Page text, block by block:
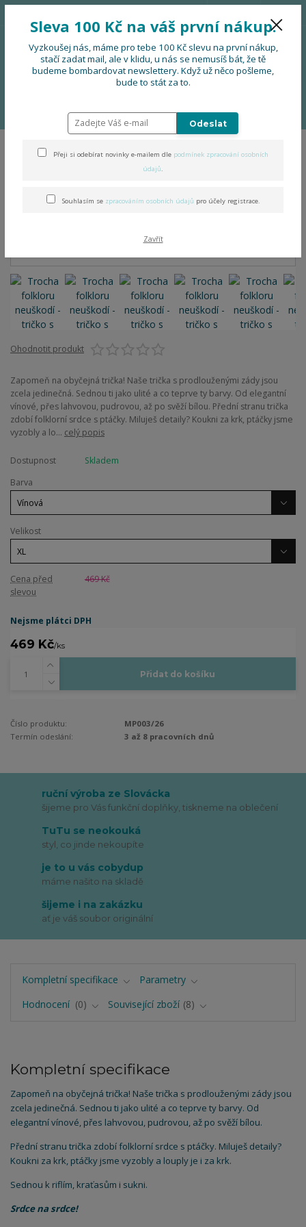
Menu
0 Kč
Trocha folkloru neuškodí -
tričko s prodlouženými zády
Ohodnotit produkt
Zapomeň na obyčejná trička! Naše trička s prodlouženými zády jsou
zcela jedinečná. Sednou ti jako ulité a co teprve ty barvy. Od elegantní
vínové, přes lahvovou, pudrovou, až po svěží bílou. Přední stranu trička
zdobí folklorní srdce s ptáčky. Miluješ detaily? Koukni za krk, ptáčky jsme
vyzobly a lo... celý popis
Dostupnost
Skladem
Barva
Velikost
Cena před
slevou
469 Kč
Nejsme plátci DPH
469 Kč/ks
Přidat do košíku
Číslo produktu:
MP003/26
Termín odeslání:
3 až 8 pracovních dnů
ruční výroba ze Slovácka
šijeme pro Vás funkční doplňky, tiskneme na oblečení
TuTu se neokouká
styl, co jinde nekoupíte
je to u vás cobydup
máme našito na skladě
šijeme i na zakázku
ať je váš soubor originální
Kompletní specifikace
Parametry
Hodnocení
0 Související zboží 8
Kompletní specifikace
Zapomeň na obyčejná trička! Naše trička s prodlouženými zády jsou
zcela jedinečná. Sednou ti jako ulité a co teprve ty barvy. Od
elegantní vínové, přes lahvovou, pudrovou, až po svěží bílou.
Přední stranu trička zdobí folklorní srdce s ptáčky. Miluješ detaily?
Koukni za krk, ptáčky jsme vyzobly a louply je i za krk.
Sednou k riflím, kraťasům i sukni.
Srdce na srdce!
Sleva 100 Kč na váš první nákup.
Vyzkoušej nás, máme pro tebe 100 Kč slevu na první nákup,
stačí zadat mail, ale v klidu, u nás se nemusíš bát, že tě
budeme bombardovat newslettery. Když už něco pošleme,
bude to stát za to.
Odeslat
Přeji si odebírat novinky e-mailem dle podmínek zpracování osobních
údajů.
Souhlasím se zpracováním osobních údajů pro účely registrace.
Zavřít